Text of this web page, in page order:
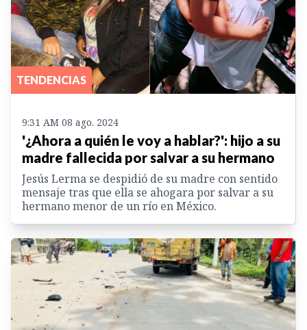
TENDENCIAS
9:31 AM 08 ago. 2024
'¿Ahora a quién le voy a hablar?': hijo a su
madre fallecida por salvar a su hermano
Jesús Lerma se despidió de su madre con sentido
mensaje tras que ella se ahogara por salvar a su
hermano menor de un río en México.